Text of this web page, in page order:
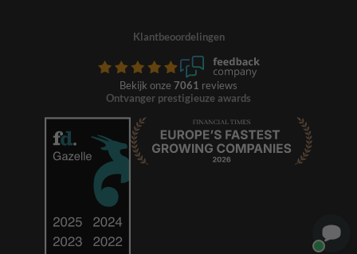
Klantbeoordelingen
Bekijk onze 7061 reviews
Ontvanger prestigieuze awards